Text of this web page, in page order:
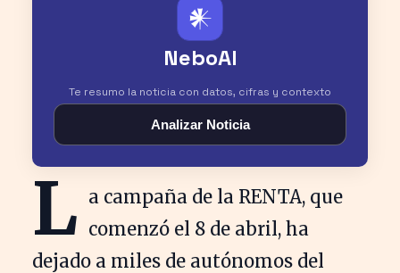
𒀭
NeboAI
Te resumo la noticia con datos, cifras y contexto
Analizar Noticia
L a campaña de la RENTA, que
comenzó el 8 de abril, ha
dejado a miles de autónomos del